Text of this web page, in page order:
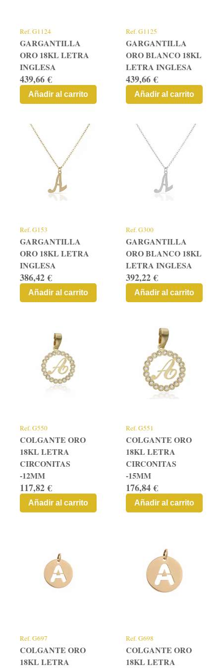
Ref.G1124
GARGANTILLA
ORO 18KL LETRA
INGLESA
439,66 €
Añadir al carrito
Ref.G1125
GARGANTILLA
ORO BLANCO 18KL
LETRA INGLESA
439,66 €
Añadir al carrito
Ref.G153
GARGANTILLA
ORO 18KL LETRA
INGLESA
386,42 €
Añadir al carrito
Ref.G300
GARGANTILLA
ORO BLANCO 18KL
LETRA INGLESA
392,22 €
Añadir al carrito
Ref.G550
COLGANTE ORO
18KL LETRA
CIRCONITAS
-12MM
117,82 €
Añadir al carrito
Ref.G551
COLGANTE ORO
18KL LETRA
CIRCONITAS
-15MM
176,84 €
Añadir al carrito
Ref.G697
COLGANTE ORO
18KL LETRA
Ref.G698
COLGANTE ORO
18KL LETRA